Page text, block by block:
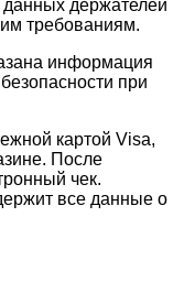
держателей
требованиям.
информация
при
картой Visa,
После
чек.
все данные о